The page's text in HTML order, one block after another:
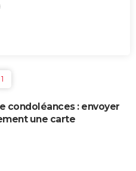
1
condoléances : envoyer
une carte